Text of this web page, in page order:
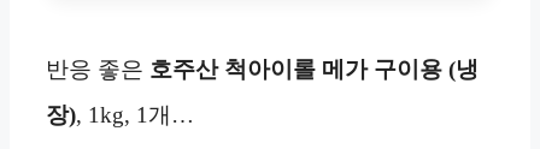
반응 좋은 호주산 척아이롤 메가 구이용 (냉
장), 1kg, 1개…